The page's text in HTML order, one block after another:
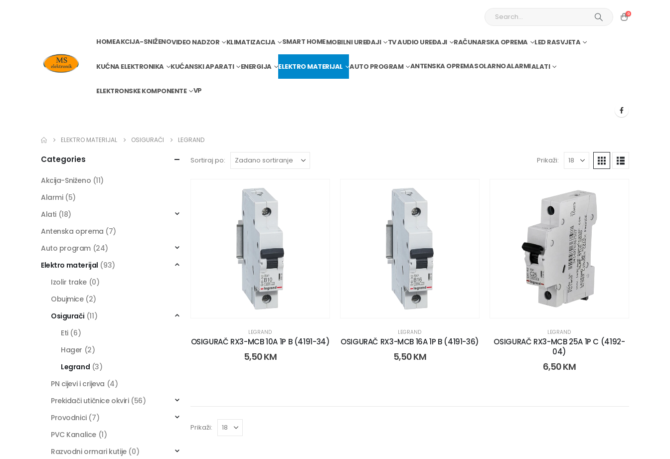
0
HOMEAKCIJA-SNIŽENOVIDEO NADZOR KLIMATIZACIJA SMART HOMEMOBILNI UREĐAJI TV AUDIO UREĐAJI RAČUNARSKA OPREMA LED RASVJETA
KUĆNA ELEKTRONIKA KUĆANSKI APARATI ENERGIJA ELEKTRO MATERIJAL AUTO PROGRAM ANTENSKA OPREMASOLARNOALARMIALATI
ELEKTRONSKE KOMPONENTE VP
ELEKTRO MATERIJAL OSIGURAČI LEGRAND
Sortiraj po: Prikaži:
LEGRAND
OSIGURAČ RX3-MCB 10A 1P B (4191-34)
5,50KM
LEGRAND
OSIGURAČ RX3-MCB 16A 1P B (4191-36)
5,50KM
LEGRAND
OSIGURAČ RX3-MCB 25A 1P C (4192-
04)
6,50KM
Prikaži:
Categories
Akcija-Sniženo (11)
Alarmi (5)
Alati (18)
Antenska oprema (7)
Auto program (24)
Elektro materijal (93)
Izolir trake (0)
Obujmice (2)
Osigurači (11)
Eti (6)
Hager (2)
Legrand (3)
PN cijevi i crijeva (4)
Prekidači utičnice okviri (56)
Provodnici (7)
PVC Kanalice (1)
Razvodni ormari kutije (0)